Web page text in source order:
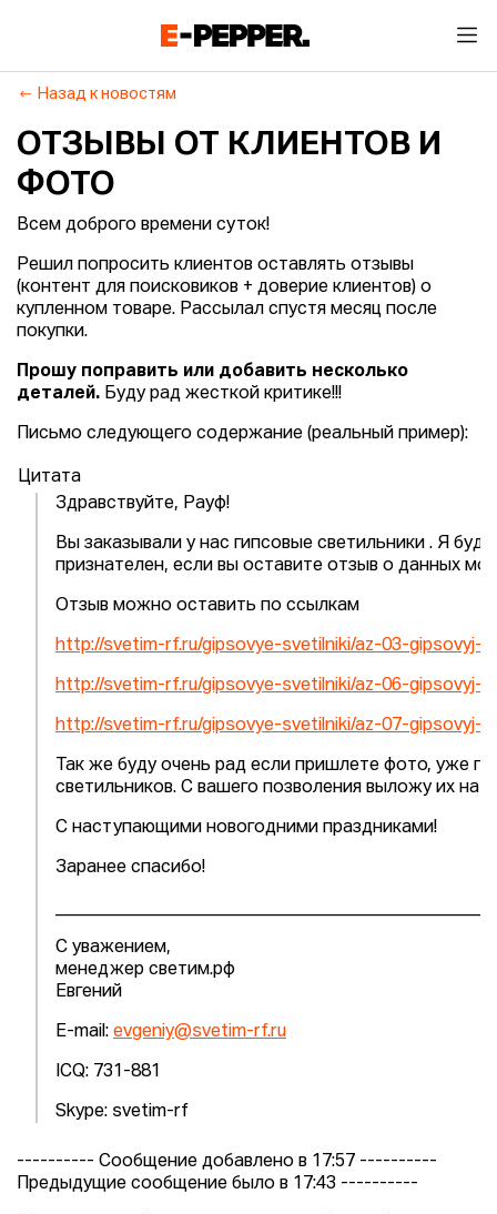
Назад к новостям
ОТЗЫВЫ ОТ КЛИЕНТОВ И
ФОТО
Всем доброго времени суток!
Решил попросить клиентов оставлять отзывы
(контент для поисковиков + доверие клиентов) о
купленном товаре. Рассылал спустя месяц после
покупки.
Прошу поправить или добавить несколько
деталей. Буду рад жесткой критике!!!
Письмо следующего содержание (реальный пример):
Цитата
Здравствуйте, Рауф!
Вы заказывали у нас гипсовые светильники . Я
признателен, если вы оставите отзыв о данных
Отзыв можно оставить по ссылкам
http://svetim-rf.ru/gipsovye-svetilniki/az-03-gipsovyj-
http://svetim-rf.ru/gipsovye-svetilniki/az-06-gipsovyj-
http://svetim-rf.ru/gipsovye-svetilniki/az-07-gipsovyj-
Так же буду очень рад если пришлете фото, уже
светильников. С вашего позволения выложу их на
С наступающими новогодними праздниками!
Заранее спасибо!
С уважением,
менеджер светим.рф
Евгений
E-mail: evgeniy@svetim-rf.ru
ICQ: 731-881
Skype: svetim-rf
---------- Сообщение добавлено в 17:57 ----------
Предыдущие сообщение было в 17:43 ----------